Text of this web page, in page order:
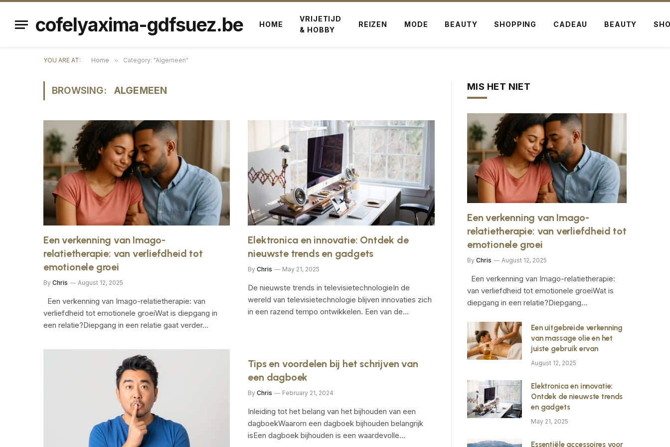
cofelyaxima-gdfsuez.be HOME
VRIJETIJD
& HOBBY
REIZEN MODE BEAUTY SHOPPING CADEAU BEAUTY
YOU ARE AT: Home » Category: "Algemeen"
BROWSING: ALGEMEEN
Een verkenning van Imago-
relatietherapie: van verliefdheid tot
emotionele groei
By Chris August 12, 2025
Een verkenning van Imago-relatietherapie: van
verliefdheid tot emotionele groeiWat is diepgang in
een relatie?Diepgang in een relatie gaat verder…
Elektronica en innovatie: Ontdek de
nieuwste trends en gadgets
By Chris May 21, 2025
De nieuwste trends in televisietechnologieIn de
wereld van televisietechnologie blijven innovaties zich
in een razend tempo ontwikkelen. Een van de…
Tips en voordelen bij het schrijven van
een dagboek
By Chris February 21, 2024
Inleiding tot het belang van het bijhouden van een
dagboekWaarom een dagboek bijhouden belangrijk
isEen dagboek bijhouden is een waardevolle…
MIS HET NIET
Een verkenning van Imago-
relatietherapie: van verliefdheid tot
emotionele groei
By Chris August 12, 2025
Een verkenning van Imago-relatietherapie:
van verliefdheid tot emotionele groeiWat is
diepgang in een relatie?Diepgang…
Een uitgebreide verkenning
van massage olie en het
juiste gebruik ervan
August 12, 2025
Elektronica en innovatie:
Ontdek de nieuwste trends
en gadgets
May 21, 2025
Essentiële accessoires voor